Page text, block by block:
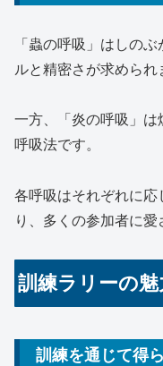
「蟲の呼吸」はしの
ルと精密さが求められ
一方、「炎の呼吸」
呼吸法です。
各呼吸はそれぞれに応
り、多くの参加者に愛
訓練ラリーの
訓練を通じて得